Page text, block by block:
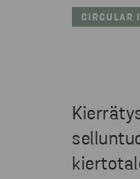
CIRCULAR